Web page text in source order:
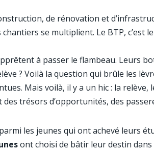
de rénovation et
se multiplient. Le BTP,
à passer le flambeau. Leurs
? Voilà la question qui brûle les
Mais voilà, il y a un hic : la relève,
trésors d’opportunités, des
les jeunes qui ont achevé leurs
ont choisi de bâtir leur destin dans